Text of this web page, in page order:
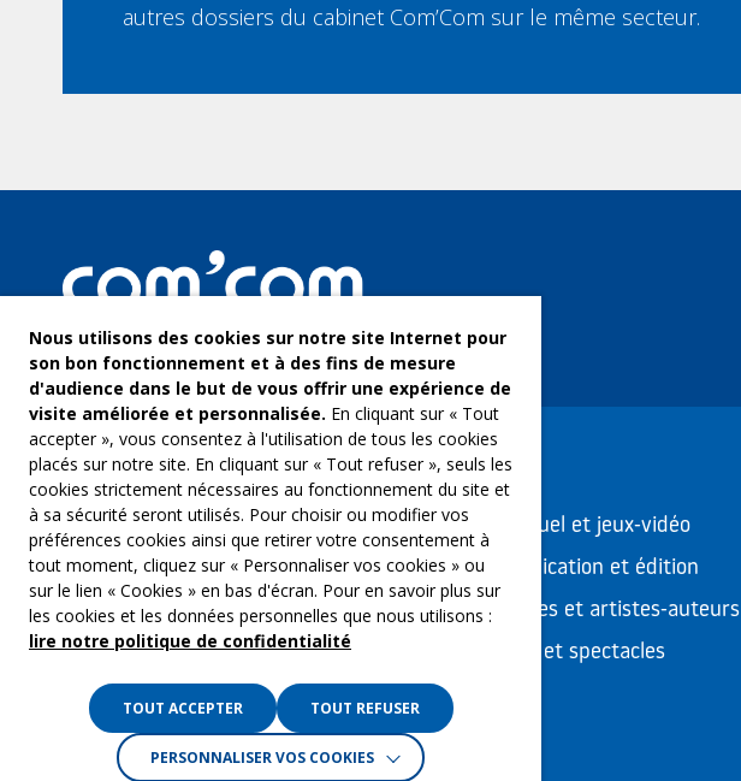
autres dossiers du cabinet Com’Com sur le même secteur.
COM’COM
Groupe Emargence
141 avenue de Wagram
75017 Paris
Tél. :01 53 19 00 00
Audiovisuel et jeux-vidéo
Communication et édition
Freelances et artistes-auteurs
Musique et spectacles
Crédits : La Jungle
Nous utilisons des cookies sur notre site Internet pour
son bon fonctionnement et à des fins de mesure
d'audience dans le but de vous offrir une expérience de
visite améliorée et personnalisée. En cliquant sur « Tout
accepter », vous consentez à l'utilisation de tous les cookies
placés sur notre site. En cliquant sur « Tout refuser », seuls les
cookies strictement nécessaires au fonctionnement du site et
à sa sécurité seront utilisés. Pour choisir ou modifier vos
préférences cookies ainsi que retirer votre consentement à
tout moment, cliquez sur « Personnaliser vos cookies » ou
sur le lien « Cookies » en bas d'écran. Pour en savoir plus sur
les cookies et les données personnelles que nous utilisons :
lire notre politique de confidentialité
TOUT ACCEPTER TOUT REFUSER
PERSONNALISER VOS COOKIES